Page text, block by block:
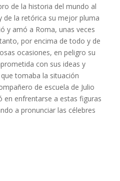
de la historia del mundo al
de la retórica su mejor pluma
y amó a Roma, unas veces
por encima de todo y de
ocasiones, en peligro su
con sus ideas y
tomaba la situación
de escuela de Julio
en enfrentarse a estas figuras
a pronunciar las célebres